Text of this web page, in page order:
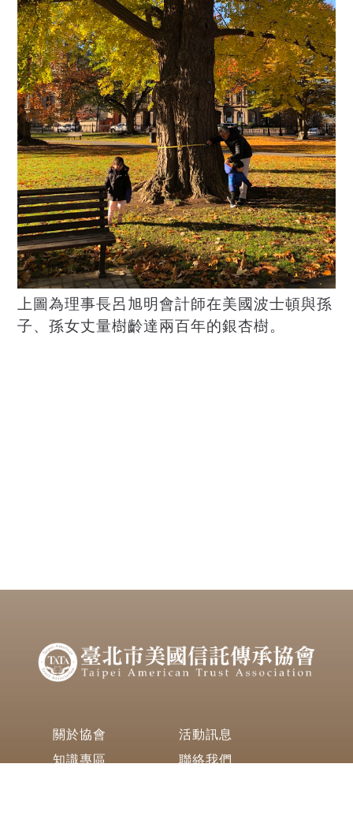
上圖為理事長呂旭明會計師在美國波士頓與孫
子、孫女丈量樹齡達兩百年的銀杏樹。
關於協會
活動訊息
知識專區
聯絡我們